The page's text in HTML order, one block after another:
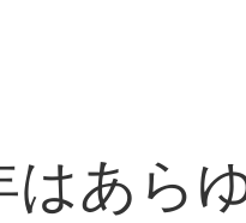
はあら